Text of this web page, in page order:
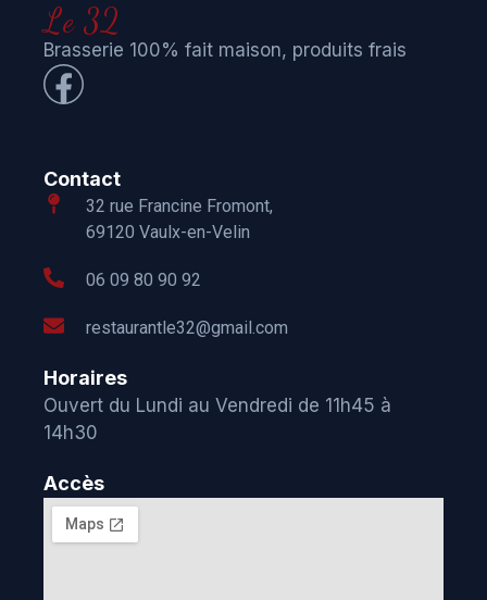
Le 32
Brasserie 100% fait maison, produits frais
Contact
32 rue Francine Fromont,
69120 Vaulx-en-Velin
06 09 80 90 92
restaurantle32@gmail.com
Horaires
Ouvert du Lundi au Vendredi de 11h45 à
14h30
Accès